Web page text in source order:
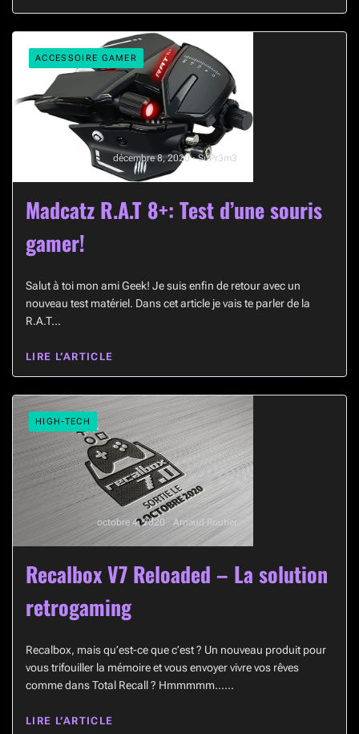
ACCESSOIRE GAMER
décembre 8, 2020 · SuPr3m3
Madcatz R.A.T 8+: Test d’une souris
gamer!
Salut à toi mon ami Geek! Je suis enfin de retour avec un
nouveau test matériel. Dans cet article je vais te parler de la
R.A.T…
LIRE L’ARTICLE
HIGH-TECH
octobre 4, 2020 · Arnaud Routier
Recalbox V7 Reloaded – La solution
retrogaming
Recalbox, mais qu’est-ce que c’est ? Un nouveau produit pour
vous trifouiller la mémoire et vous envoyer vivre vos rêves
comme dans Total Recall ? Hmmmmm……
LIRE L’ARTICLE